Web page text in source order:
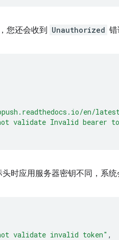
您还会收到 Unauthorized 错
en/
validate Invalid bearer
时应用服务器密钥不同，系统
validate invalid token" ,